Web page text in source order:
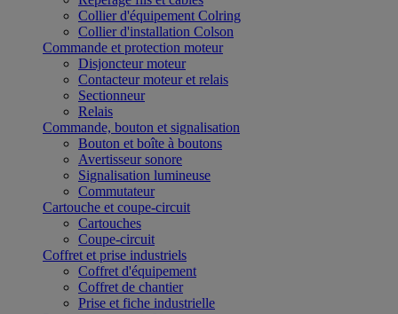
Collier d'équipement Colring
Collier d'installation Colson
Commande et protection moteur
Disjoncteur moteur
Contacteur moteur et relais
Sectionneur
Relais
Commande, bouton et signalisation
Bouton et boîte à boutons
Avertisseur sonore
Signalisation lumineuse
Commutateur
Cartouche et coupe-circuit
Cartouches
Coupe-circuit
Coffret et prise industriels
Coffret d'équipement
Coffret de chantier
Prise et fiche industrielle